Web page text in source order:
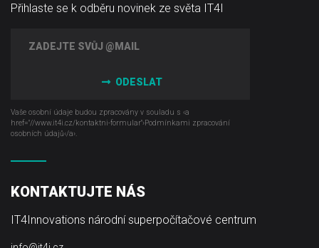
KONTAKTUJTE NÁS
IT4Innovations národní superpočítačové centrum
Přihlaste se k odběru novinek ze světa IT4I
ODESLAT
Vaše osobní údaje budou zpracovány v souladu s ‹a
href="//www.it4i­.cz/kontaktni-formular"›Podmínkami zpracování
osobních údajů‹/a›.